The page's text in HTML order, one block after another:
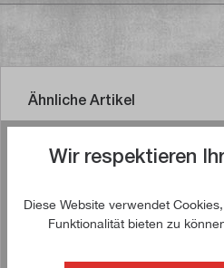
Ähnliche Artikel
Jetzt
Wir respektieren
Diese Website verwendet
Funktionalität bieten zu